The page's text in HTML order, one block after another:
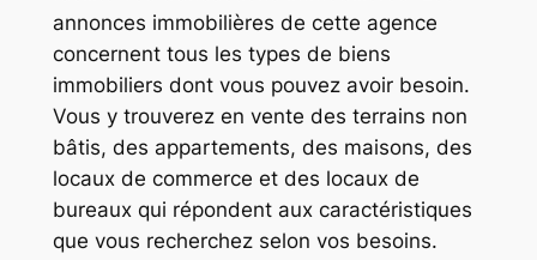
annonces immobilières de cette agence
concernent tous les types de biens
immobiliers dont vous pouvez avoir besoin.
Vous y trouverez en vente des terrains non
bâtis, des appartements, des maisons, des
locaux de commerce et des locaux de
bureaux qui répondent aux caractéristiques
que vous recherchez selon vos besoins.